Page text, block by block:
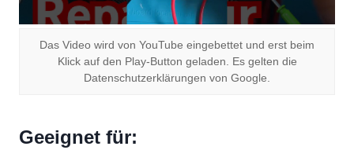
Das Video wird von YouTube eingebettet und erst beim
Klick auf den Play-Button geladen. Es gelten die
Datenschutzerklärungen von Google.
Geeignet für: